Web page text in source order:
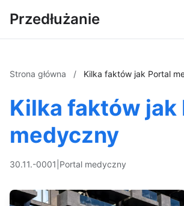
Przedłużanie
Strona główna / Kilka faktów jak Portal
Kilka faktów jak
medyczny
30.11.-0001 Portal medyczny